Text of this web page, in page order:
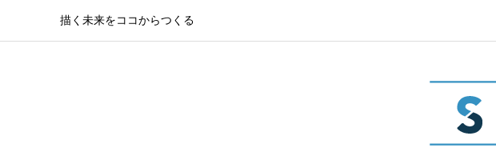
描く未来をココからつくる